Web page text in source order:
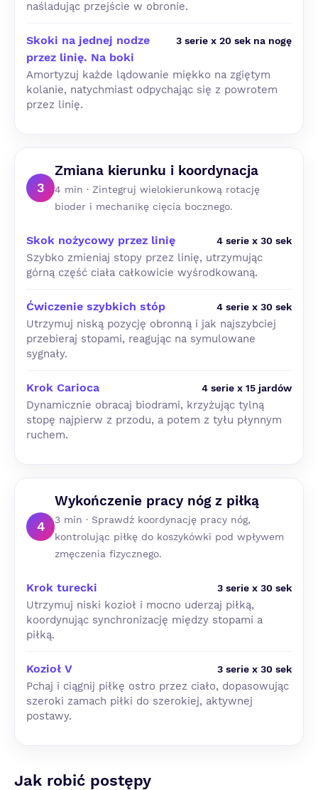
naśladując przejście w obronie.
Skoki na jednej nodze
przez linię. Na boki
3 serie x 20 sek na nogę
Amortyzuj każde lądowanie miękko na zgiętym
kolanie, natychmiast odpychając się z powrotem
przez linię.
3
Zmiana kierunku i koordynacja
4 min · Zintegruj wielokierunkową rotację
bioder i mechanikę cięcia bocznego.
Skok nożycowy przez linię 4 serie x 30 sek
Szybko zmieniaj stopy przez linię, utrzymując
górną część ciała całkowicie wyśrodkowaną.
Ćwiczenie szybkich stóp 4 serie x 30 sek
Utrzymuj niską pozycję obronną i jak najszybciej
przebieraj stopami, reagując na symulowane
sygnały.
Krok Carioca 4 serie x 15 jardów
Dynamicznie obracaj biodrami, krzyżując tylną
stopę najpierw z przodu, a potem z tyłu płynnym
ruchem.
4
Wykończenie pracy nóg z piłką
3 min · Sprawdź koordynację pracy nóg,
kontrolując piłkę do koszykówki pod wpływem
zmęczenia fizycznego.
Krok turecki 3 serie x 30 sek
Utrzymuj niski kozioł i mocno uderzaj piłką,
koordynując synchronizację między stopami a
piłką.
Kozioł V 3 serie x 30 sek
Pchaj i ciągnij piłkę ostro przez ciało, dopasowując
szeroki zamach piłki do szerokiej, aktywnej
postawy.
Jak robić postępy